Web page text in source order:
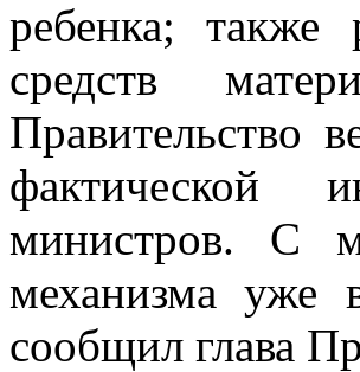
ребенка; также
средств
Правительство
фактической
министров. С
механизма уже
сообщил глава